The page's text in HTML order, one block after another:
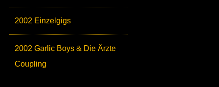
2002 Einzelgigs
2002 Garlic Boys & Die Ärzte
Coupling